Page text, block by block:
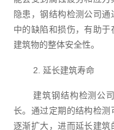
隐患，钢结构检测公司
中的缺陷和损伤，有助
建筑物的整体安全性。
2. 延长建筑寿命
建筑钢结构检测公
长。通过定期的结构检测
逐渐扩大，进而延长建